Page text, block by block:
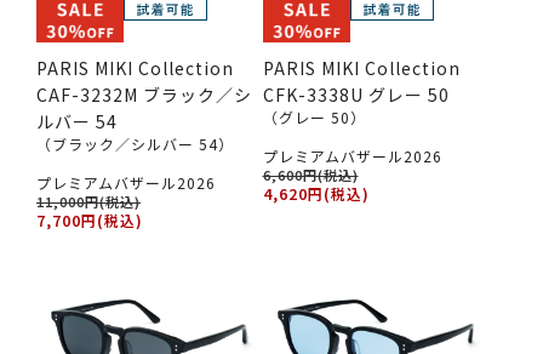
PARIS MIKI Collection
CAF-3232M ブラック／シ
ルバー 54
（ブラック／シルバー 54）
プレミアムバザール2026
11,000円(税込)
7,700円(税込)
PARIS MIKI Collection
CFK-3338U グレー 50
（グレー 50）
プレミアムバザール2026
6,600円(税込)
4,620円(税込)